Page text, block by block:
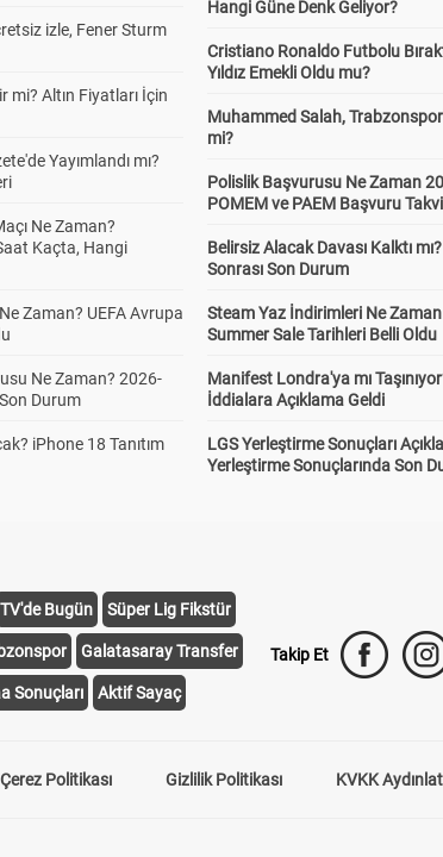
izle, Fener Sturm
mi? Altın Fiyatları İçin
Yayımlandı mı?
Ne Zaman?
Kaçta, Hangi
Zaman? UEFA Avrupa
Ne Zaman? 2026-
Durum
iPhone 18 Tanıtım
Hangi Güne Denk Geliyor?
Cristiano Ronaldo Futbolu
Yıldız Emekli Oldu mu?
Muhammed Salah,
mi?
Polislik Başvurusu Ne Zaman
POMEM ve PAEM Başvuru
Belirsiz Alacak Davası Kalktı
Sonrası Son Durum
Steam Yaz İndirimleri Ne
Summer Sale Tarihleri Belli Oldu
Manifest Londra'ya mı
İddialara Açıklama Geldi
LGS Yerleştirme Sonuçları
Yerleştirme Sonuçlarında Son
TV'de Bugün Süper Lig Fikstür
Galatasaray Transfer
Sonuçları Aktif Sayaç
Takip Et
Çerez Politikası Gizlilik Politikası KVKK